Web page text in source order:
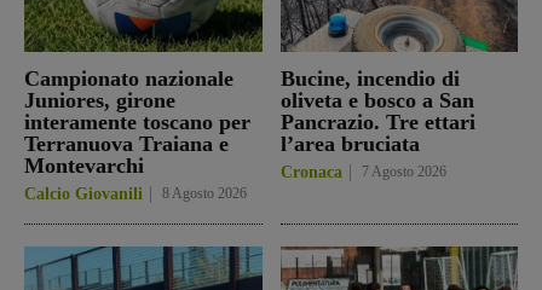
Campionato nazionale
Juniores, girone
interamente toscano per
Terranuova Traiana e
Montevarchi
Calcio Giovanili 8 Agosto 2026
Bucine, incendio di
oliveta e bosco a San
Pancrazio. Tre ettari
l’area bruciata
Cronaca 7 Agosto 2026